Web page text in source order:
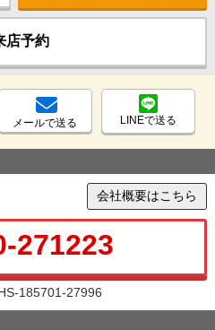
店予約
メールで送る LINEで送る
会社概要はこちら
271223
185701-27996